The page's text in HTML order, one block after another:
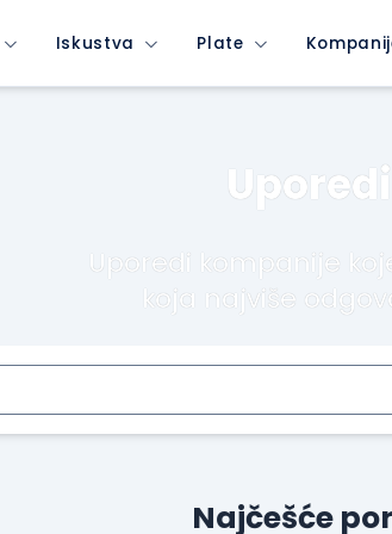
Iskustva Plate
Uporedi kompanije
koja najviše
Najčešće